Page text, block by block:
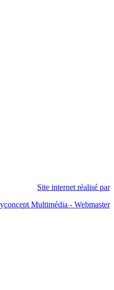
Site internet réalisé par